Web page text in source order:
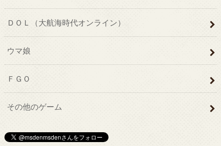
ＤＯＬ（大航海時代オンライン）
ウマ娘
ＦＧＯ
その他のゲーム